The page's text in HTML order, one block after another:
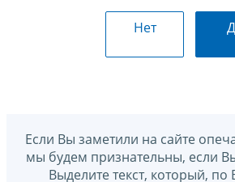
Нет
Если Вы заметили на сайте
мы будем признательны, если
Выделите текст, который,